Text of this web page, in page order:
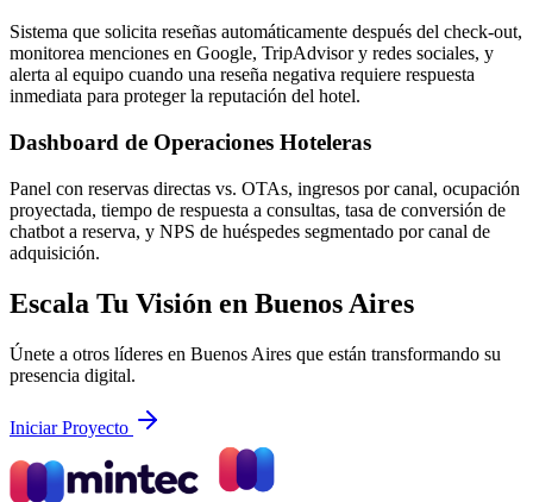
Sistema que solicita reseñas automáticamente después del check-out,
monitorea menciones en Google, TripAdvisor y redes sociales, y
alerta al equipo cuando una reseña negativa requiere respuesta
inmediata para proteger la reputación del hotel.
Dashboard de Operaciones Hoteleras
Panel con reservas directas vs. OTAs, ingresos por canal, ocupación
proyectada, tiempo de respuesta a consultas, tasa de conversión de
chatbot a reserva, y NPS de huéspedes segmentado por canal de
adquisición.
Escala Tu Visión en Buenos Aires
Únete a otros líderes en Buenos Aires que están transformando su
presencia digital.
Iniciar Proyecto